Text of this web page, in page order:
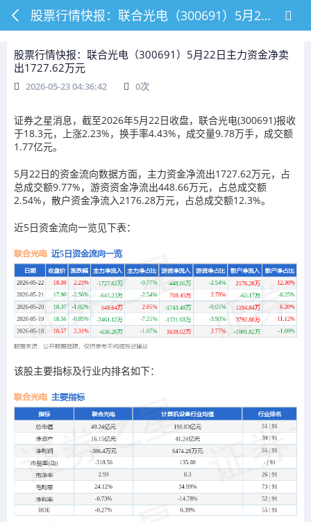
股票行情快报：联合光电（300691）5月22日主力资金净卖出1727.62万元
股票行情快报：联合光电（300691）5月22日主力资金净卖
出1727.62万元
2026-05-23 04:36:42 0次
证券之星消息，截至2026年5月22日收盘，联合光电(300691)报收
于18.3元，上涨2.23%，换手率4.43%，成交量9.78万手，成交额
1.77亿元。
5月22日的资金流向数据方面，主力资金净流出1727.62万元，占
总成交额9.77%，游资资金净流出448.66万元，占总成交额
2.54%，散户资金净流入2176.28万元，占总成交额12.3%。
近5日资金流向一览见下表：
该股主要指标及行业内排名如下：